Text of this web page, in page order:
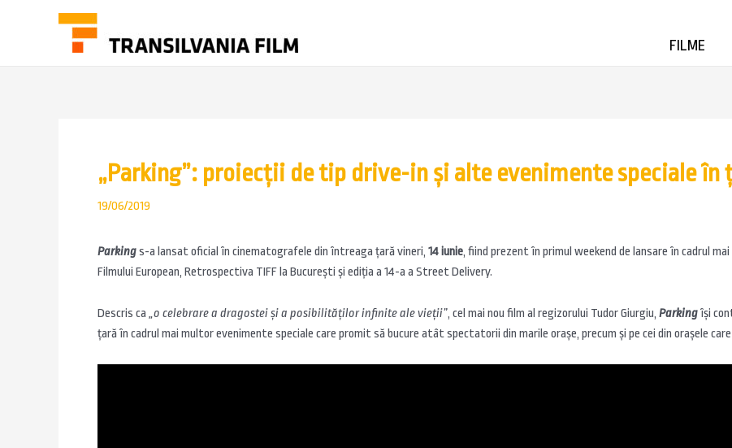
FILME
„Parking”: proiecții de tip drive-in și alte evenimente speciale în
19/06/2019
Parkings-a lansat oficial în cinematografele din întreaga țară vineri, 14 iunie, fiind prezent în primul weekend de lansare în cadrul
Filmului European, Retrospectiva TIFF la București și ediția a 14-a a Street Delivery.
Descris ca „o celebrare a dragostei şi a posibilităţilor infinite ale vieţii”, cel mai nou film al regizorului Tudor Giurgiu, Parkingîși
țară în cadrul mai multor evenimente speciale care promit să bucure atât spectatorii din marile orașe, precum și pe cei din orașele